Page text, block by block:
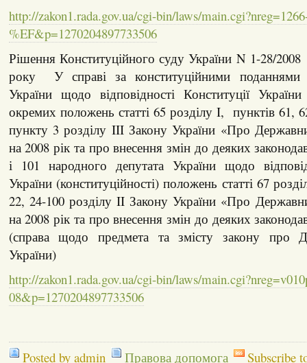
http://zakon1.rada.gov.ua/cgi-bin/laws/
%EF&p=1270204897733506
Рішення Конституційного суду України N 1-28/
року У справі за конституційними
України щодо відповідності Конституції України
окремих положень статті 65 розділу I, пунктів 61,
пункту 3 розділу III Закону України «Про
на 2008 рік та про внесення змін до деяких
і 101 народного депутата України щодо
України (конституційності) положень статті 67
22, 24-100 розділу II Закону України «Про
на 2008 рік та про внесення змін до деяких
(справа щодо предмета та змісту закону про
України)
http://zakon1.rada.gov.ua/cgi-bin/laws/
08&p=1270204897733506
Posted by admin Правова допомога Subscribe